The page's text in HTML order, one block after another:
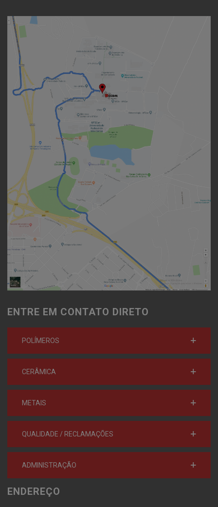
ENTRE EM CONTATO DIRETO
POLÍMEROS
CERÂMICA
METAIS
QUALIDADE / RECLAMAÇÕES
ADMINISTRAÇÃO
ENDEREÇO